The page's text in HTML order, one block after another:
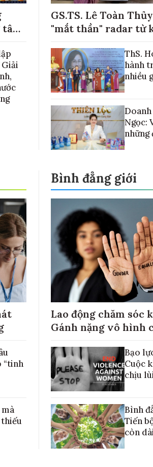
GS.TS. Lê Toàn
"mắt thần" radar từ
ThS.
hành
nhiều
Ngọc:
những
“tinh
Bình đẳng giới
Lao động chăm sóc
Gánh nặng vô hình
Bạo
Cuộc
chịu
Bình
Tiến
còn